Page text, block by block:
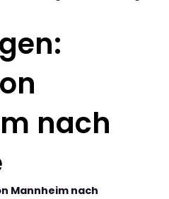
nach
Mannheim nach